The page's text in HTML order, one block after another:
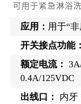
可用于紧急淋浴
应用： 用于“
开关接点功能：
额定电流：
0.4A/125VDC
出线口：
内牙